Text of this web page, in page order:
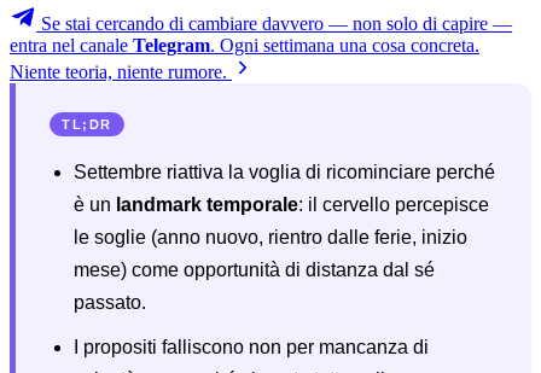
Se stai cercando di cambiare davvero — non solo di capire —
entra nel canale Telegram. Ogni settimana una cosa concreta.
Niente teoria, niente rumore.
TL;DR
Settembre riattiva la voglia di ricominciare perché
è un landmark temporale: il cervello percepisce
le soglie (anno nuovo, rientro dalle ferie, inizio
mese) come opportunità di distanza dal sé
passato.
I propositi falliscono non per mancanza di